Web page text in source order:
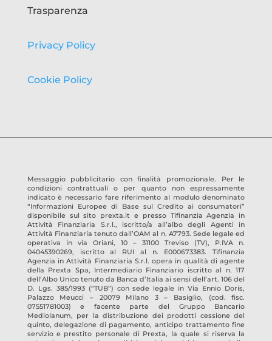
Trasparenza
Privacy Policy
Cookie Policy
Messaggio pubblicitario con finalità promozionale. Per le
condizioni contrattuali o per quanto non espressamente
indicato è necessario fare riferimento al modulo denominato
“Informazioni Europee di Base sul Credito ai consumatori”
disponibile sul sito prexta.it e presso Tifinanzia Agenzia in
Attività Finanziaria S.r.l., iscritto/a all’albo degli Agenti in
Attività Finanziaria tenuto dall’OAM al n. A7793. Sede legale ed
operativa in via Oriani, 10 – 31100 Treviso (TV), P.IVA n.
04045390269, iscritto al RUI al n. E000673383.Tifinanzia
Agenzia in Attività Finanziaria S.r.l. opera in qualità di agente
della Prexta Spa, Intermediario Finanziario iscritto al n. 117
dell’Albo Unico tenuto da Banca d’Italia ai sensi dell’art. 106 del
D. Lgs. 385/1993 (“TUB”) con sede legale in Via Ennio Doris,
Palazzo Meucci – 20079 Milano 3 – Basiglio, (cod. fisc.
07551781003) e facente parte del Gruppo Bancario
Mediolanum, per la distribuzione dei prodotti cessione del
quinto, delegazione di pagamento, anticipo trattamento fine
servizio e prestito personale di Prexta, la quale si riserva la